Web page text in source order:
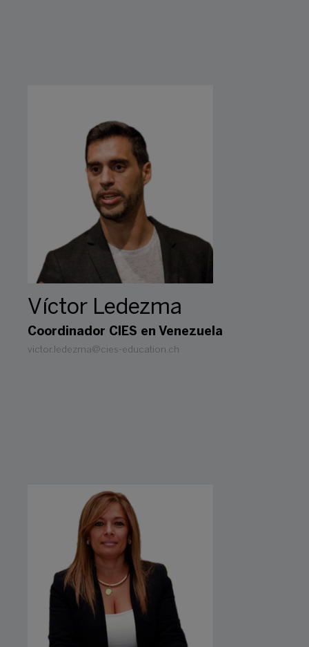
Víctor Ledezma
Coordinador CIES en Venezuela
victor.ledezma@cies-education.ch